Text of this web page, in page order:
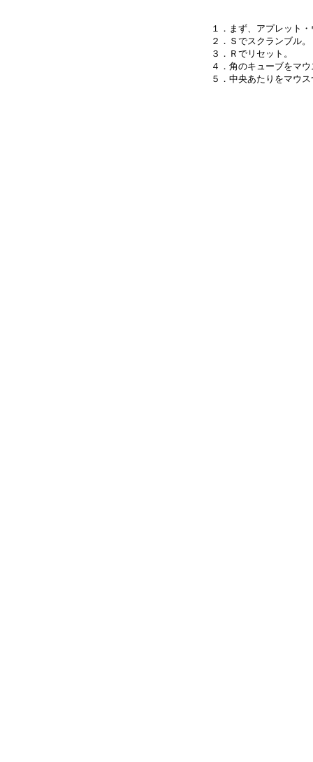
１．まず、アプレット
２．Ｓでスクランブル。
３．Ｒでリセット。
４．角のキューブをマ